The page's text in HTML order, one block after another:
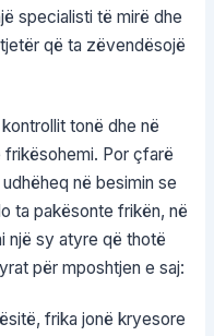
specialisti të mirë dhe
që ta zëvendësojë
tonë dhe në
Por çfarë
në besimin se
ta pakësonte frikën, në
një sy atyre që thotë
për mposhtjen e saj:
frika jonë kryesore